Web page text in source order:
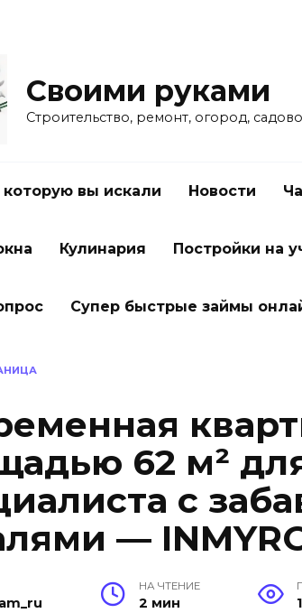
Своими руками
Строительство, ремонт, огород,
вы искали Новости
Кулинария Постройки на
Супер быстрые займы
62 м²
с
—
НА ЧТЕНИЕ
2 мин